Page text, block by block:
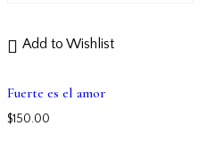
Add to Wishlist
Fuerte es el amor
$150.00